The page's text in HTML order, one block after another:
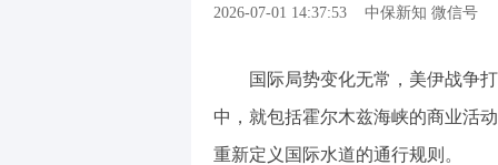
2026-07-01 14:37:53 中保新知 微信号
国际局势变化无常，美伊战争
中，就包括霍尔木兹海峡的商业活
重新定义国际水道的通行规则。